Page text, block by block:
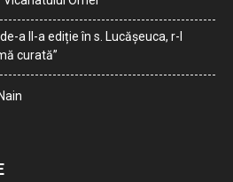
a II-a ediție în s. Lucășeuca, r-l
curată”